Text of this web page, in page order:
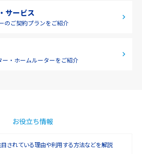
サービス
のご契約プランをご紹介
・ ホームルーターをご紹介
お役立ち情報
されている理由や利用する方法などを解説